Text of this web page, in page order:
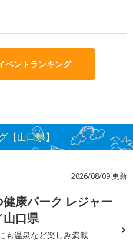
ベントランキング
【山口県】
2026/08/09 更新
健康パーク レジャー
山口県
も温泉など楽しみ満載